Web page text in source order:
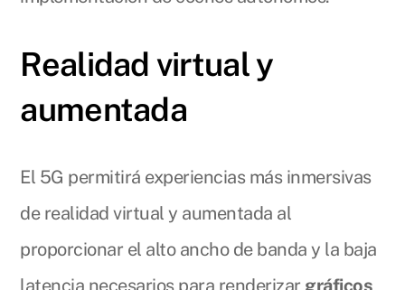
Realidad virtual y
aumentada
El 5G permitirá experiencias más inmersivas
de realidad virtual y aumentada al
proporcionar el alto ancho de banda y la baja